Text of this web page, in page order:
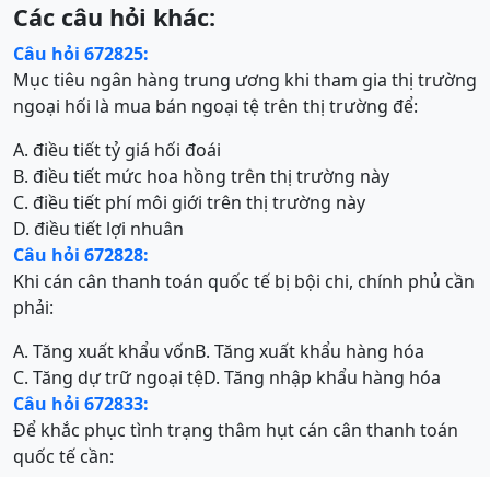
Các câu hỏi khác:
Câu hỏi 672825:
Mục tiêu ngân hàng trung ương khi tham gia thị trường
ngoại hối là mua bán ngoại tệ trên thị trường để:
A. điều tiết tỷ giá hối đoái
B. điều tiết mức hoa hồng trên thị trường này
C. điều tiết phí môi giới trên thị trường này
D. điều tiết lợi nhuân
Câu hỏi 672828:
Khi cán cân thanh toán quốc tế bị bội chi, chính phủ cần
phải:
A. Tăng xuất khẩu vốnB. Tăng xuất khẩu hàng hóa
C. Tăng dự trữ ngoại tệD. Tăng nhập khẩu hàng hóa
Câu hỏi 672833:
Để khắc phục tình trạng thâm hụt cán cân thanh toán
quốc tế cần: